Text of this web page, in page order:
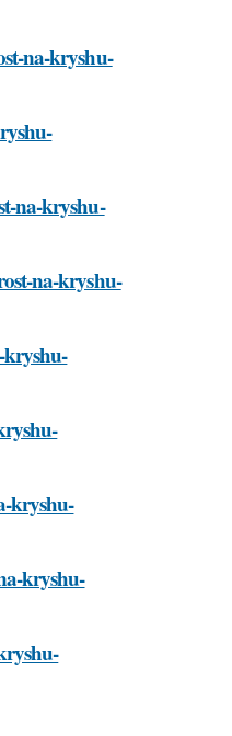
na-kryshu-
na-kryshu-
na-kryshu-
kryshu-
kryshu-
kryshu-